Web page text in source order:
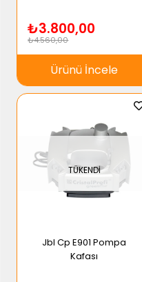
₺3.800,00
₺4.560,00
Ürünü İncele
TÜKENDI
Jbl Cp E901 Pompa
Kafası